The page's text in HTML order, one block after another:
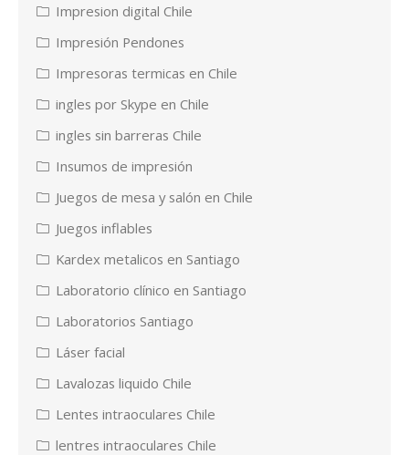
Impresion digital Chile
Impresión Pendones
Impresoras termicas en Chile
ingles por Skype en Chile
ingles sin barreras Chile
Insumos de impresión
Juegos de mesa y salón en Chile
Juegos inflables
Kardex metalicos en Santiago
Laboratorio clínico en Santiago
Laboratorios Santiago
Láser facial
Lavalozas liquido Chile
Lentes intraoculares Chile
lentres intraoculares Chile